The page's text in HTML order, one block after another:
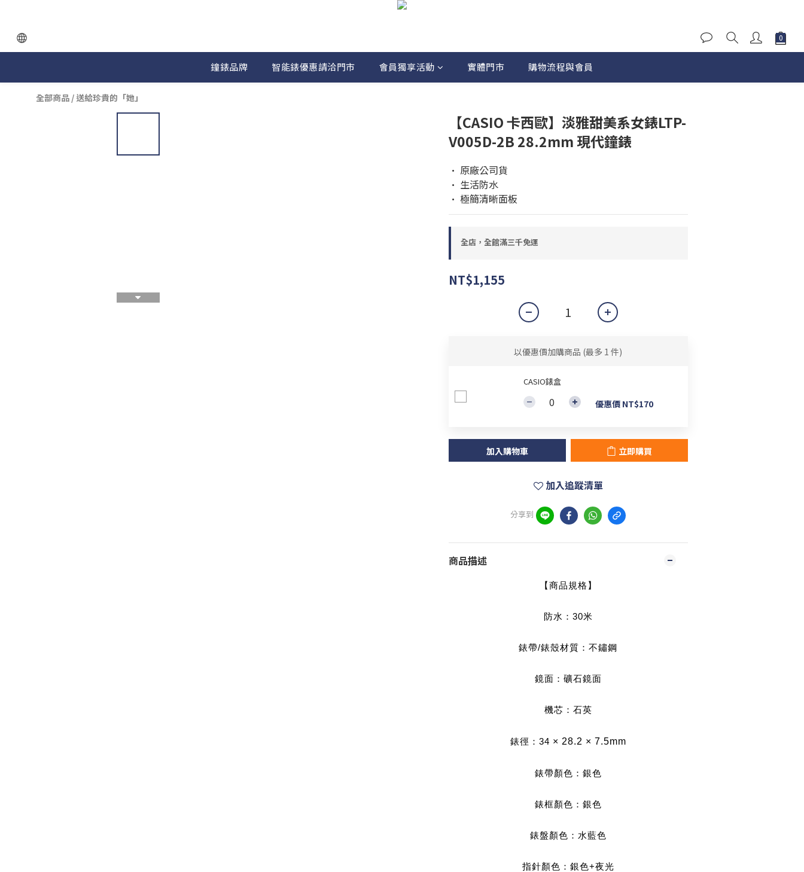
鐘錶品牌 智能錶優惠請洽門市 會員獨享活動 實體門市 購物流程與會員
全部商品 / 送給珍貴的「她」
【CASIO 卡西歐】淡雅甜美系女錶LTP-
V005D-2B 28.2mm 現代鐘錶
• 原廠公司貨
• 生活防水
• 極簡清晰面板
全店，全館滿三千免運
NT$1,155
以優惠價加購商品 (最多 1 件)
CASIO錶盒
優惠價 NT$170
加入購物車 立即購買
加入追蹤清單
分享到
商品描述
【商品規格】
防水：30米
錶帶/錶殼材質：不鏽鋼
鏡面：礦石鏡面
機芯：石英
錶徑：34 × 28.2 × 7.5mm
錶帶顏色：銀色
錶框顏色：銀色
錶盤顏色：水藍色
指針顏色：銀色+夜光